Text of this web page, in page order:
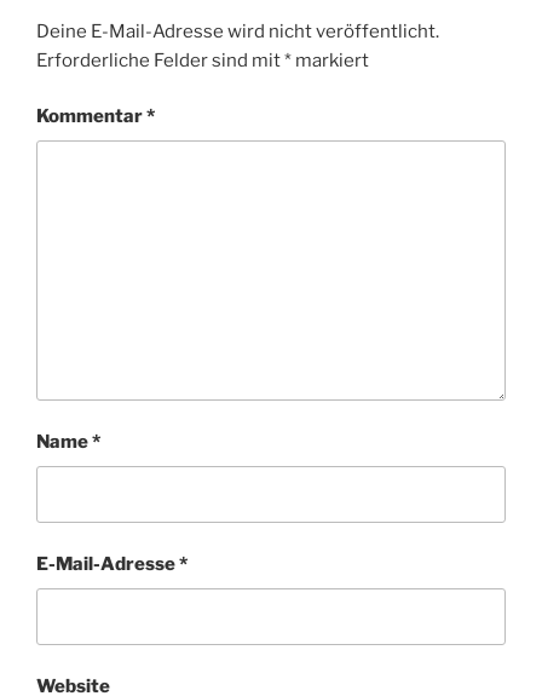
Deine E-Mail-Adresse wird nicht veröffentlicht.
Erforderliche Felder sind mit* markiert
Kommentar*
Name*
E-Mail-Adresse*
Website